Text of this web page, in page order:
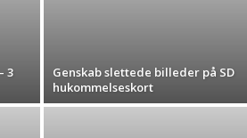
3
Genskab slettede billeder på SD
hukommelseskort